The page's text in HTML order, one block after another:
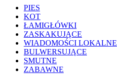
PIES
KOT
ŁAMIGŁÓWKI
ZASKAKUJĄCE
WIADOMOŚCI LOKALNE
BULWERSUJĄCE
SMUTNE
ZABAWNE